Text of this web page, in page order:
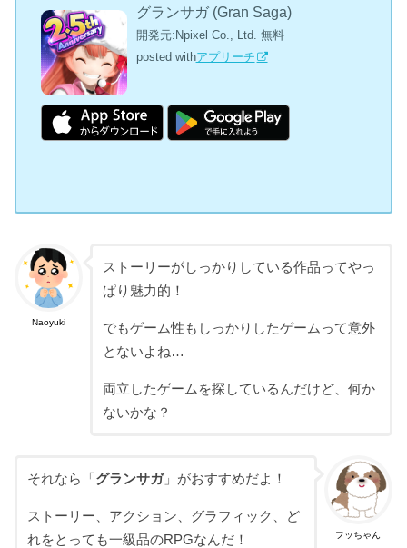
グランサガ (Gran Saga)
開発元:Npixel Co., Ltd. 無料
posted withアプリーチ
Naoyuki
ストーリーがしっかりしている作品ってやっ
ぱり魅力的！
でもゲーム性もしっかりしたゲームって意外
とないよね…
両立したゲームを探しているんだけど、何か
ないかな？
フッちゃん
それなら「 グランサガ」がおすすめだよ！
ストーリー、アクション、グラフィック、ど
れをとっても一級品のRPGなんだ！